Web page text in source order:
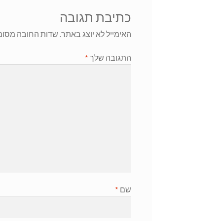
כתיבת תגובה
האימייל לא יוצג באתר. שדות החובה
התגובה שלך *
שם *